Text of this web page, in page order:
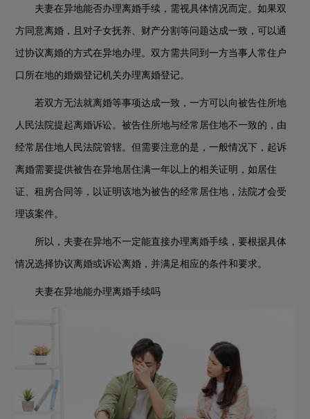
夫妻在异地能否办理离婚手续，需视具体情况而定。如果双
方同意离婚，且对子女抚养、财产分割等问题达成一致，可以通
过协议离婚的方式在异地办理。双方需共同到一方当事人常住户
口所在地的婚姻登记机关办理离婚登记。
若双方无法就离婚等事项达成一致，一方可以向被告住所地
人民法院提起离婚诉讼。被告住所地与经常居住地不一致的，由
经常居住地人民法院管辖。但需要注意的是，一般情况下，起诉
离婚需要提供被告在异地居住满一年以上的相关证明，如居住
证、租房合同等，以证明该地为被告的经常居住地，法院才会受
理该案件。
所以，夫妻在异地不一定能直接办理离婚手续，要根据具体
情况选择协议离婚或诉讼离婚，并满足相应的条件和要求。
夫妻在异地能办理离婚手续吗